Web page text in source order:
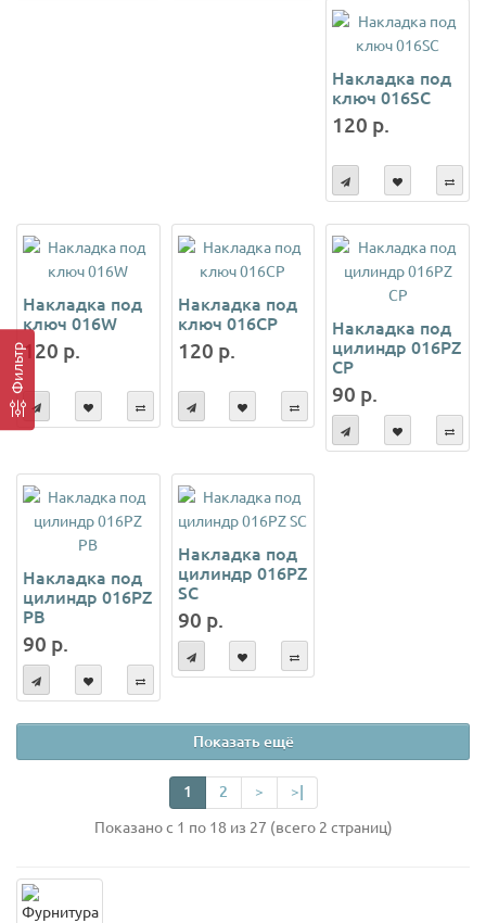
Фильтр
Накладка под
ключ 016SC
120 р.
Накладка под
ключ 016W
120 р.
Накладка под
ключ 016СР
120 р.
Накладка под
цилиндр 016PZ
CP
90 р.
Накладка под
цилиндр 016PZ
PB
90 р.
Накладка под
цилиндр 016PZ
SC
90 р.
Показать ещё
1 2 > >|
Показано с 1 по 18 из 27 (всего 2 страниц)